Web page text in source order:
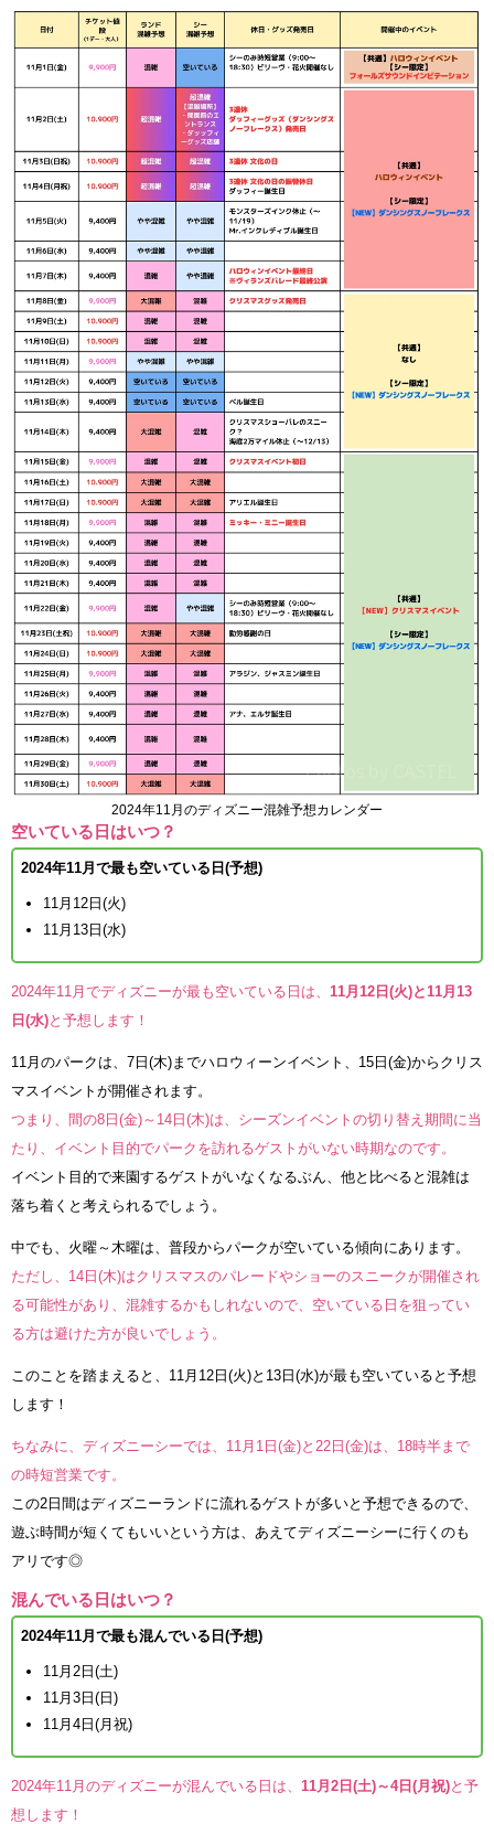
2024年11月のディズニー混雑予想カレンダー
空いている日はいつ？
2024年11月で最も空いている日(予想)
11月12日(火)
11月13日(水)
2024年11月でディズニーが最も空いている日は、 11月12日(火)と11月13
日(水)と予想します！
11月のパークは、7日(木)までハロウィーンイベント、15日(金)からクリス
マスイベントが開催されます。
つまり、間の8日(金)～14日(木)は、シーズンイベントの切り替え期間に当
たり、イベント目的でパークを訪れるゲストがいない時期なのです。
イベント目的で来園するゲストがいなくなるぶん、他と比べると混雑は
落ち着くと考えられるでしょう。
中でも、火曜～木曜は、普段からパークが空いている傾向にあります。
ただし、14日(木)はクリスマスのパレードやショーのスニークが開催され
る可能性があり、混雑するかもしれないので、空いている日を狙ってい
る方は避けた方が良いでしょう。
このことを踏まえると、11月12日(火)と13日(水)が最も空いていると予想
します！
ちなみに、ディズニーシーでは、11月1日(金)と22日(金)は、18時半まで
の時短営業です。
この2日間はディズニーランドに流れるゲストが多いと予想できるので、
遊ぶ時間が短くてもいいという方は、あえてディズニーシーに行くのも
アリです◎
混んでいる日はいつ？
2024年11月で最も混んでいる日(予想)
11月2日(土)
11月3日(日)
11月4日(月祝)
2024年11月のディズニーが混んでいる日は、 11月2日(土)～4日(月祝)と予
想します！